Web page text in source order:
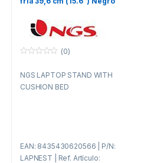
u
r
(0)
NGS LAPTOP STAND WITH
CUSHION BED
EAN: 8435430620566 | P/N:
LAPNEST | Ref. Artículo: